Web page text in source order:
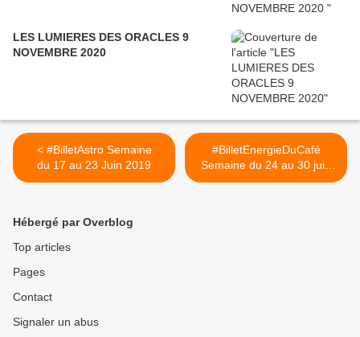
LES LUMIERES DES ORACLES 9
NOVEMBRE 2020
< #BilletAstro Semaine
du 17 au 23 Juin 2019
#BilletEnergieDuCafé
Semaine du 24 au 30 juin
2019 Arcane 8 #LeDragon
Hébergé par Overblog
Top articles
Pages
Contact
Signaler un abus